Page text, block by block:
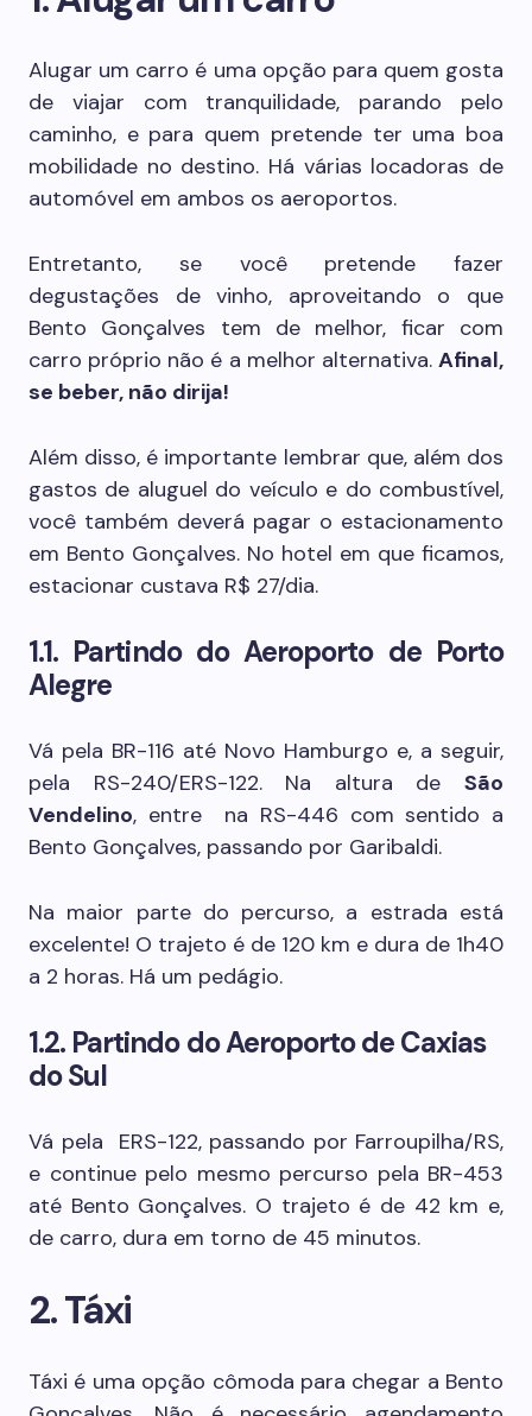
Alugar um carro é uma opção para quem gosta
de viajar com tranquilidade, parando pelo
caminho, e para quem pretende ter uma boa
mobilidade no destino. Há várias locadoras de
automóvel em ambos os aeroportos.
Entretanto, se você pretende fazer
degustações de vinho, aproveitando o que
Bento Gonçalves tem de melhor, ficar com
carro próprio não é a melhor alternativa. Afinal,
se beber, não dirija!
Além disso, é importante lembrar que, além dos
gastos de aluguel do veículo e do combustível,
você também deverá pagar o estacionamento
em Bento Gonçalves. No hotel em que ficamos,
estacionar custava R$ 27/dia.
1.1. Partindo do Aeroporto de Porto
Alegre
Vá pela BR-116 até Novo Hamburgo e, a seguir,
pela RS-240/ERS-122. Na altura de São
Vendelino, entre na RS-446 com sentido a
Bento Gonçalves, passando por Garibaldi.
Na maior parte do percurso, a estrada está
excelente! O trajeto é de 120 km e dura de 1h40
a 2 horas. Há um pedágio.
1.2. Partindo do Aeroporto de Caxias
do Sul
Vá pela ERS-122, passando por Farroupilha/RS,
e continue pelo mesmo percurso pela BR-453
até Bento Gonçalves. O trajeto é de 42 km e,
de carro, dura em torno de 45 minutos.
2. Táxi
Táxi é uma opção cômoda para chegar a Bento